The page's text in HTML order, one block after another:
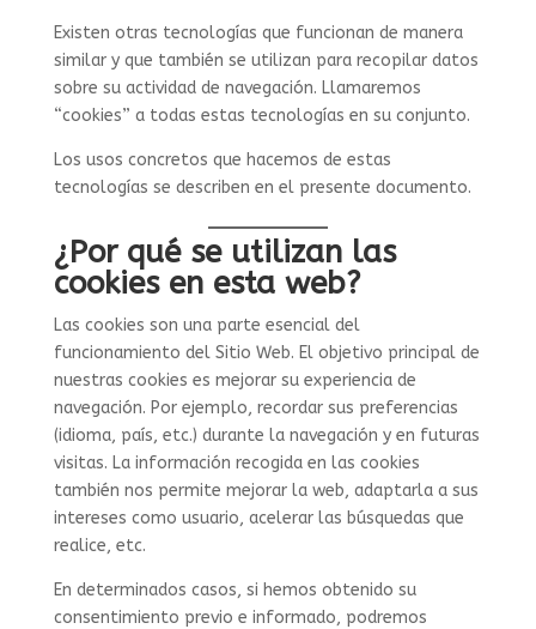
Existen otras tecnologías que funcionan de manera
similar y que también se utilizan para recopilar datos
sobre su actividad de navegación. Llamaremos
“cookies” a todas estas tecnologías en su conjunto.
Los usos concretos que hacemos de estas
tecnologías se describen en el presente documento.
¿Por qué se utilizan las
cookies en esta web?
Las cookies son una parte esencial del
funcionamiento del Sitio Web. El objetivo principal de
nuestras cookies es mejorar su experiencia de
navegación. Por ejemplo, recordar sus preferencias
(idioma, país, etc.) durante la navegación y en futuras
visitas. La información recogida en las cookies
también nos permite mejorar la web, adaptarla a sus
intereses como usuario, acelerar las búsquedas que
realice, etc.
En determinados casos, si hemos obtenido su
consentimiento previo e informado, podremos